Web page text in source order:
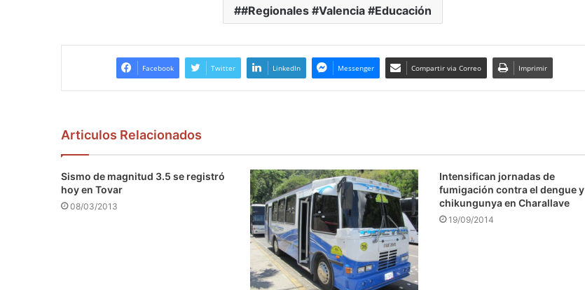
#Regionales #Valencia #Educación
Facebook Twitter LinkedIn Messenger Compartir via Correo Imprimir
Articulos Relacionados
Sismo de magnitud 3.5 se registró
hoy en Tovar
08/03/2013
Intensifican jornadas de
fumigación contra el dengue y
chikungunya en Charallave
19/09/2014